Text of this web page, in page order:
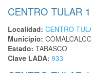
CENTRO TULAR
Localidad: CENTRO
Municipio:
Estado: TABASCO
Clave LADA: 933